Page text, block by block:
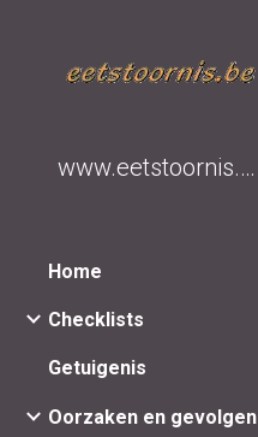
www.eetstoornis.be
Home
Checklists
Getuigenis
Oorzaken en gevolgen